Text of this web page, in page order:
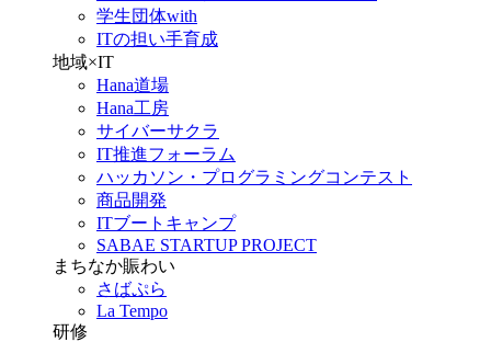
学生団体with
ITの担い手育成
地域×IT
Hana道場
Hana工房
サイバーサクラ
IT推進フォーラム
ハッカソン・プログラミングコンテスト
商品開発
ITブートキャンプ
SABAE STARTUP PROJECT
まちなか賑わい
さばぷら
La Tempo
研修